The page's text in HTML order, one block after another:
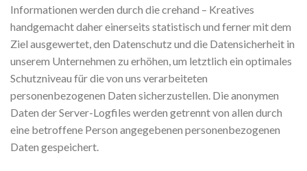
Informationen werden durch die crehand – Kreatives
handgemacht daher einerseits statistisch und ferner mit dem
Ziel ausgewertet, den Datenschutz und die Datensicherheit in
unserem Unternehmen zu erhöhen, um letztlich ein optimales
Schutzniveau für die von uns verarbeiteten
personenbezogenen Daten sicherzustellen. Die anonymen
Daten der Server-Logfiles werden getrennt von allen durch
eine betroffene Person angegebenen personenbezogenen
Daten gespeichert.